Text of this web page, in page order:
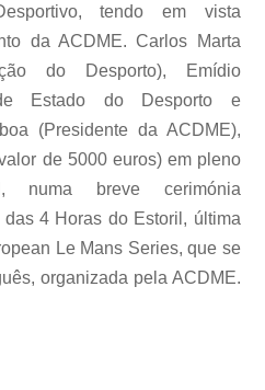
tendo em vista
da ACDME. Carlos Marta
do Desporto), Emídio
Estado do Desporto e
(Presidente da ACDME),
de 5000 euros) em pleno
numa breve cerimónia
4 Horas do Estoril, última
Le Mans Series, que se
organizada pela ACDME.